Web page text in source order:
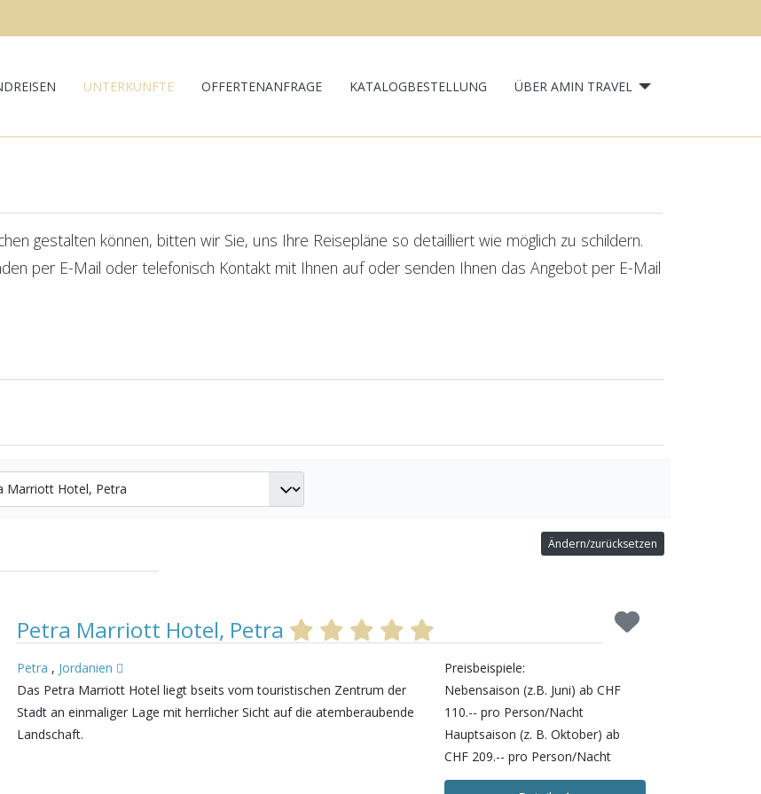
UNTERKÜNFTE OFFERTENANFRAGE KATALOGBESTELLUNG ÜBER AMIN TRAVEL
gestalten können, bitten wir Sie, uns Ihre Reisepläne so detailliert wie möglich zu schildern.
per E-Mail oder telefonisch Kontakt mit Ihnen auf oder senden Ihnen das Angebot per E-Mail
Ändern/zurücksetzen
Petra Marriott Hotel, Petra
Petra , Jordanien
Das Petra Marriott Hotel liegt bseits vom touristischen Zentrum der
Stadt an einmaliger Lage mit herrlicher Sicht auf die atemberaubende
Landschaft.
Preisbeispiele:
Nebensaison (z.B. Juni) ab CHF
110.-- pro Person/Nacht
Hauptsaison (z. B. Oktober) ab
CHF 209.-- pro Person/Nacht